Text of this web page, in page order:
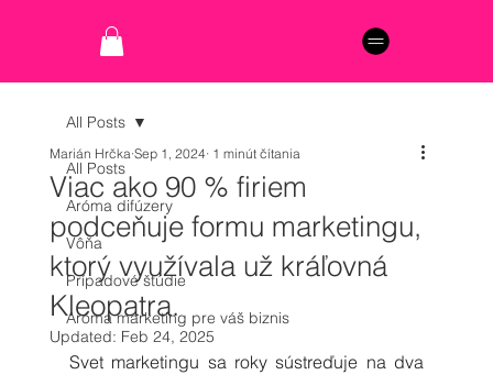
All Posts
Aróma difúzery
Vôňa
Prípadové štúdie
Aróma marketing pre váš biznis
All Posts
Viac ako 90 % firiem
podceňuje formu marketingu,
ktorý využívala už kráľovná
Kleopatra.
Marián Hrčka Sep 1, 2024 1 minút čítania
Updated: Feb 24, 2025
Svet marketingu sa roky sústreďuje na dva